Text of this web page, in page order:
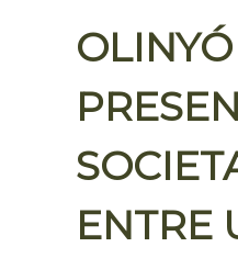
ENTRE